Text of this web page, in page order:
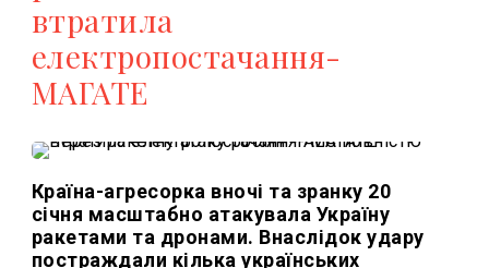
втратила
електропостачання-
МАГАТЕ
Країна-агресорка вночі та зранку 20
січня масштабно атакувала Україну
ракетами та дронами. Внаслідок удару
постраждали кілька українських